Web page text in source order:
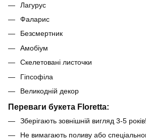
Лагурус
Фаларис
Безсмертник
Амобіум
Скелетовані листочки
Гіпсофіла
Великодній декор
Переваги букета Floretta:
Зберігають зовнішній вигляд 3-5 років!
Не вимагають поливу або